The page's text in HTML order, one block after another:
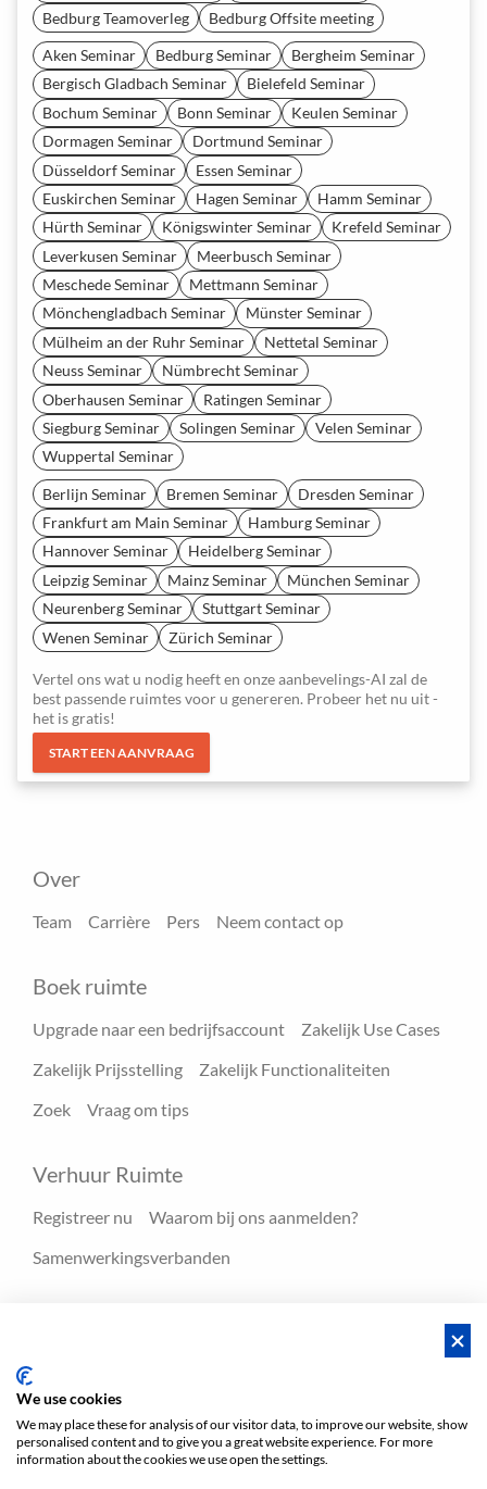
Bedburg Teamoverleg
Bedburg Offsite meeting
Aken Seminar Bedburg Seminar
Bergheim Seminar
Bergisch Gladbach Seminar
Bielefeld Seminar
Bochum Seminar
Bonn Seminar
Keulen Seminar
Dormagen Seminar
Dortmund Seminar
Düsseldorf Seminar
Essen Seminar
Euskirchen Seminar
Hagen Seminar
Hamm Seminar
Hürth Seminar
Königswinter Seminar
Krefeld Seminar
Leverkusen Seminar
Meerbusch Seminar
Meschede Seminar
Mettmann Seminar
Mönchengladbach Seminar
Münster Seminar
Mülheim an der Ruhr Seminar
Nettetal Seminar
Neuss Seminar
Nümbrecht Seminar
Oberhausen Seminar
Ratingen Seminar
Siegburg Seminar
Solingen Seminar
Velen Seminar
Wuppertal Seminar
Berlijn Seminar Bremen Seminar
Dresden Seminar
Frankfurt am Main Seminar
Hamburg Seminar
Hannover Seminar
Heidelberg Seminar
Leipzig Seminar
Mainz Seminar
München Seminar
Neurenberg Seminar
Stuttgart Seminar
Wenen Seminar
Zürich Seminar
Vertel ons wat u nodig heeft en onze aanbevelings-AI zal de
best passende ruimtes voor u genereren. Probeer het nu uit -
het is gratis!
START EEN AANVRAAG
Over
Team Carrière Pers Neem contact op
Boek ruimte
Upgrade naar een bedrijfsaccount
Zakelijk Use Cases
Zakelijk Prijsstelling
Zakelijk Functionaliteiten
Zoek
Vraag om tips
Verhuur Ruimte
Registreer nu
Waarom bij ons aanmelden?
Samenwerkingsverbanden
Voorwaarden Privacy
Voorwaarden/Impressum
We use cookies
We may place these for analysis of our visitor data, to improve our website, show
personalised content and to give you a great website experience. For more
information about the cookies we use open the settings.